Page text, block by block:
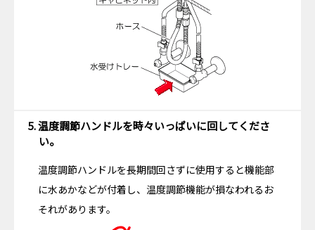
5. 温度調節ハンドルを時々いっぱいに回してくださ
い。
温度調節ハンドルを長期間回さずに使用すると機能部
に水あかなどが付着し、温度調節機能が損なわれるお
それがあります。